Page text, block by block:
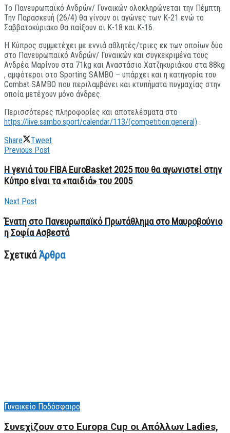
Το Πανευρωπαϊκό Ανδρών/ Γυναικών ολοκληρώνεται την Πέμπτη.
Την Παρασκευή (26/4) θα γίνουν οι αγώνες των Κ-21 ενώ το
Σαββατοκύριακο θα παίξουν οι Κ-18 και Κ-16.
Η Κύπρος συμμετέχει με εννιά αθλητές/τριες εκ των οποίων δύο
στο Πανευρωπαϊκό Ανδρών/ Γυναικών και συγκεκριμένα τους
Ανδρέα Μαρίνου στα 71kg και Αναστάσιο Χατζηκυριάκου στα 88kg
, αμφότεροι στο Sporting SAMBO – υπάρχει και η κατηγορία του
Combat SAMBO που περιλαμβάνει και κτυπήματα πυγμαχίας στην
οποία μετέχουν μόνο άνδρες.
Περισσότερες πληροφορίες και αποτελέσματα στο
https://live.sambo.sport/calendar/113/(competition:general) .
Share
Tweet
Previous Post
Η γενιά του FIBA EuroBasket 2025 που θα αγωνιστεί στην
Κύπρο είναι τα «παιδιά» του 2005
Next Post
Ένατη στο Πανευρωπαϊκό Πρωτάθλημα στο Μαυροβούνιο
η Σοφία Ασβεστά
ΣχετικάΆρθρα
Γυναικείο Ποδόσφαιρο
Συνεχίζουν στο Europa Cup οι Aπόλλων Ladies,